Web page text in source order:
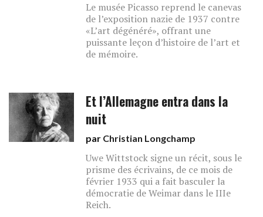
Le musée Picasso reprend le canevas
de l’exposition nazie de 1937 contre
«L’art dégénéré», offrant une
puissante leçon d’histoire de l’art et
de mémoire.
Et l’Allemagne entra dans la
nuit
par Christian Longchamp
Uwe Wittstock signe un récit, sous le
prisme des écrivains, de ce mois de
février 1933 qui a fait basculer la
démocratie de Weimar dans le IIIe
Reich.